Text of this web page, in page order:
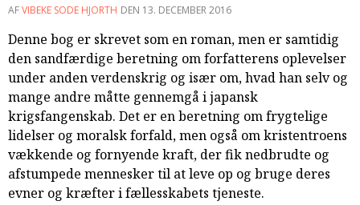
til
udlån
6.0:
Bibelen
7.0:
Arrangementer
7.1:
Sommerstævne
7.2:
Nordisk
samarbejde
8.0:
Støt
KABB!
AFVIBEKE SODE HJORTH DEN 13. DECEMBER 2016
Denne bog er skrevet som en roman, men er samtidig
den sandfærdige beretning om forfatterens oplevelser
under anden verdenskrig og især om, hvad han selv og
mange andre måtte gennemgå i japansk
krigsfangenskab. Det er en beretning om frygtelige
lidelser og moralsk forfald, men også om kristentroens
vækkende og fornyende kraft, der fik nedbrudte og
afstumpede mennesker til at leve op og bruge deres
evner og kræfter i fællesskabets tjeneste.